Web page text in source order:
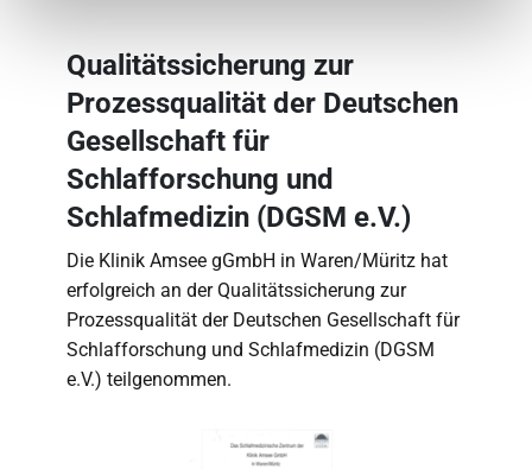
Qualitätssicherung zur
Prozessqualität der Deutschen
Gesellschaft für
Schlafforschung und
Schlafmedizin (DGSM e.V.)
Die Klinik Amsee gGmbH in Waren/Müritz hat
erfolgreich an der Qualitätssicherung zur
Prozessqualität der Deutschen Gesellschaft für
Schlafforschung und Schlafmedizin (DGSM
e.V.) teilgenommen.